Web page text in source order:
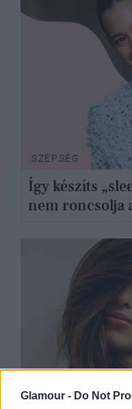
Glamour - Do Not
SZÉPSÉG
Így készíts
nem roncsolja